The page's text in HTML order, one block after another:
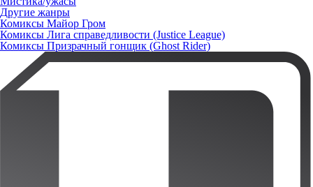
Другие жанры
Комиксы Майор Гром
Комиксы Лига справедливости (Justice League)
Комиксы Призрачный гонщик (Ghost Rider)